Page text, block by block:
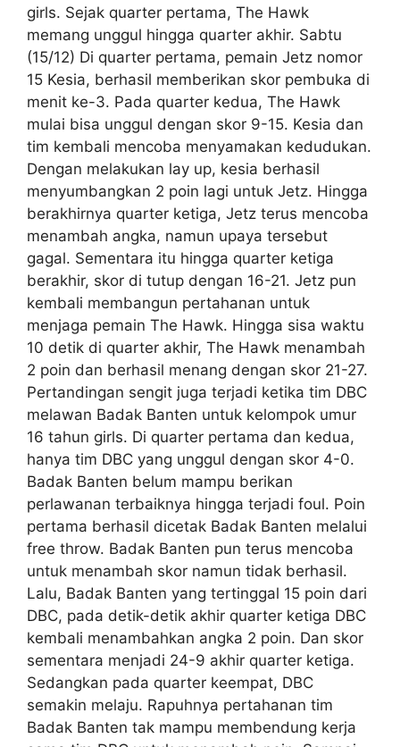
girls. Sejak quarter pertama, The Hawk
memang unggul hingga quarter akhir. Sabtu
(15/12) Di quarter pertama, pemain Jetz nomor
15 Kesia, berhasil memberikan skor pembuka di
menit ke-3. Pada quarter kedua, The Hawk
mulai bisa unggul dengan skor 9-15. Kesia dan
tim kembali mencoba menyamakan kedudukan.
Dengan melakukan lay up, kesia berhasil
menyumbangkan 2 poin lagi untuk Jetz. Hingga
berakhirnya quarter ketiga, Jetz terus mencoba
menambah angka, namun upaya tersebut
gagal. Sementara itu hingga quarter ketiga
berakhir, skor di tutup dengan 16-21. Jetz pun
kembali membangun pertahanan untuk
menjaga pemain The Hawk. Hingga sisa waktu
10 detik di quarter akhir, The Hawk menambah
2 poin dan berhasil menang dengan skor 21-27.
Pertandingan sengit juga terjadi ketika tim DBC
melawan Badak Banten untuk kelompok umur
16 tahun girls. Di quarter pertama dan kedua,
hanya tim DBC yang unggul dengan skor 4-0.
Badak Banten belum mampu berikan
perlawanan terbaiknya hingga terjadi foul. Poin
pertama berhasil dicetak Badak Banten melalui
free throw. Badak Banten pun terus mencoba
untuk menambah skor namun tidak berhasil.
Lalu, Badak Banten yang tertinggal 15 poin dari
DBC, pada detik-detik akhir quarter ketiga DBC
kembali menambahkan angka 2 poin. Dan skor
sementara menjadi 24-9 akhir quarter ketiga.
Sedangkan pada quarter keempat, DBC
semakin melaju. Rapuhnya pertahanan tim
Badak Banten tak mampu membendung kerja